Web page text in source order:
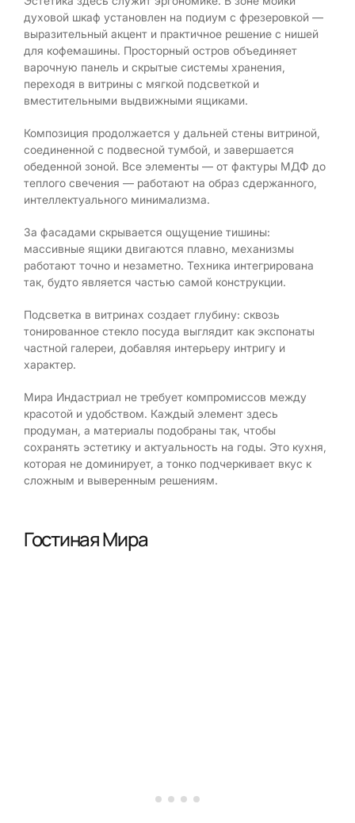
духовой шкаф установлен на подиум с фрезеровкой —
выразительный акцент и практичное решение с нишей
для кофемашины. Просторный остров объединяет
варочную панель и скрытые системы хранения,
переходя в витрины с мягкой подсветкой и
вместительными выдвижными ящиками.
Композиция продолжается у дальней стены витриной,
соединенной с подвесной тумбой, и завершается
обеденной зоной. Все элементы — от фактуры МДФ до
теплого свечения — работают на образ сдержанного,
интеллектуального минимализма.
За фасадами скрывается ощущение тишины:
массивные ящики двигаются плавно, механизмы
работают точно и незаметно. Техника интегрирована
так, будто является частью самой конструкции.
Подсветка в витринах создает глубину: сквозь
тонированное стекло посуда выглядит как экспонаты
частной галереи, добавляя интерьеру интригу и
характер.
Мира Индастриал не требует компромиссов между
красотой и удобством. Каждый элемент здесь
продуман, а материалы подобраны так, чтобы
сохранять эстетику и актуальность на годы. Это кухня,
которая не доминирует, а тонко подчеркивает вкус к
сложным и выверенным решениям.
Гостиная Мира